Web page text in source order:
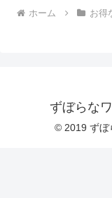
ホーム お得
ずぼらな
© 2019 ずぼ